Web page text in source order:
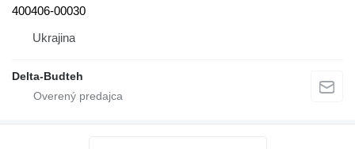
400406-00030
Ukrajina
Delta-Budteh